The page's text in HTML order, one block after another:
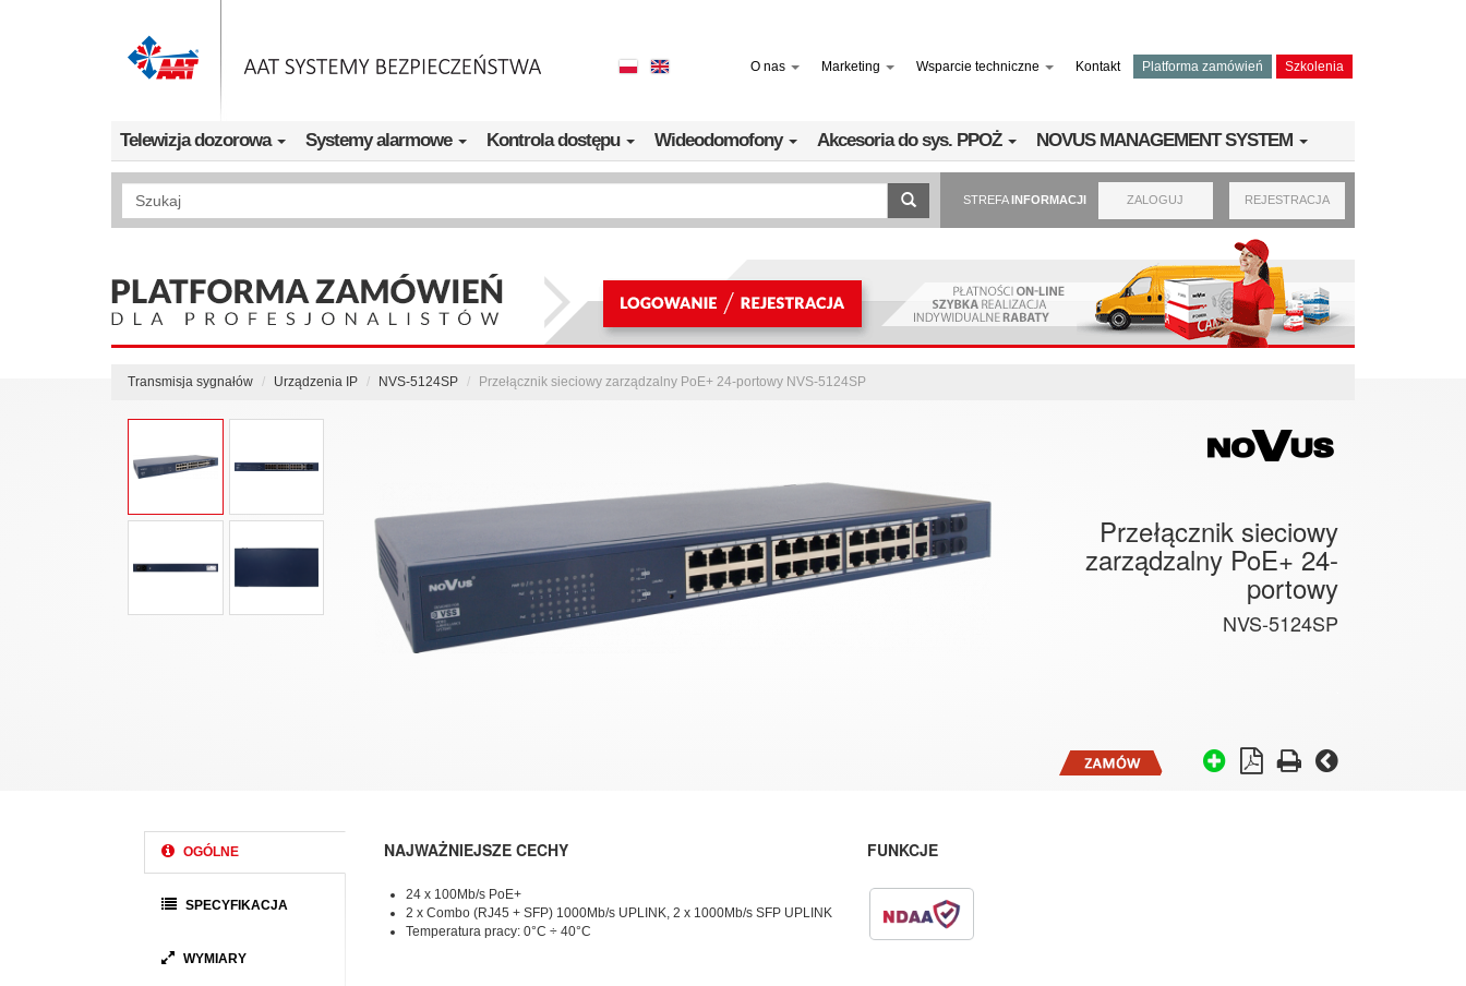
O nas Marketing Wsparcie techniczne Kontakt Platforma zamówień Szkolenia
Telewizja dozorowa Systemy alarmowe Kontrola dostępu Wideodomofony Akcesoria do sys. PPOŻ NOVUS MANAGEMENT SYSTEM
Wyszukiwanie pełnotekstowe STREFAINFORMACJI ZALOGUJ REJESTRACJA
Transmisja sygnałów Urządzenia IP NVS-5124SP Przełącznik sieciowy zarządzalny PoE+ 24-portowy NVS-5124SP
Przełącznik sieciowy
zarządzalny PoE+ 24-
portowy
NVS-5124SP
OGÓLNE
SPECYFIKACJA
WYMIARY
NAJWAŻNIEJSZE CECHY
24 x 100Mb/s PoE+
2 x Combo (RJ45 + SFP) 1000Mb/s UPLINK, 2 x 1000Mb/s SFP UPLINK
Temperatura pracy: 0°C ÷ 40°C
FUNKCJE